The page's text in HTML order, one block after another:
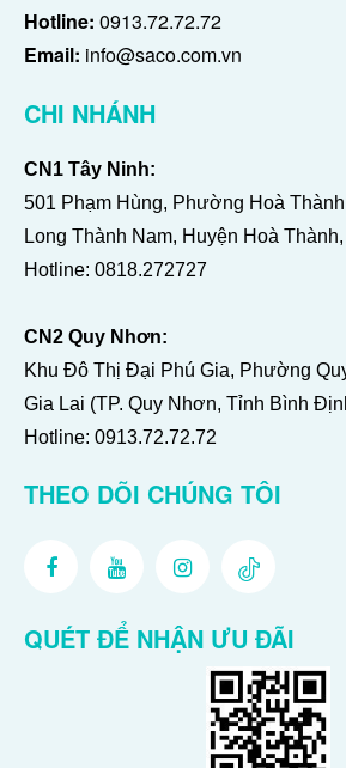
Hotline: 0913.72.72.72
Email: info@saco.com.vn
CHI NHÁNH
CN1 Tây Ninh:
501 Phạm Hùng, Phường Hoà
Long Thành Nam, Huyện Hoà
Hotline: 0818.272727
CN2 Quy Nhơn:
Khu Đô Thị Đại Phú Gia, Phường
Gia Lai (TP. Quy Nhơn, Tỉnh Bình
Hotline: 0913.72.72.72
THEO DÕI CHÚNG TÔI
QUÉT ĐỂ NHẬN ƯU ĐÃI